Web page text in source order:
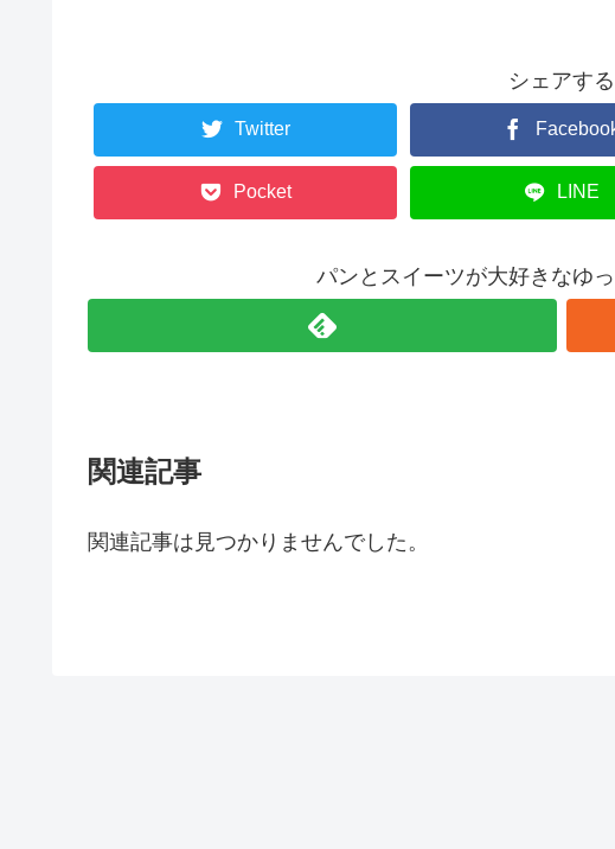
シェアする
Twitter
Pocket LINE
パンとスイーツが大好きなゆ
関連記事
関連記事は見つかりませんでした。